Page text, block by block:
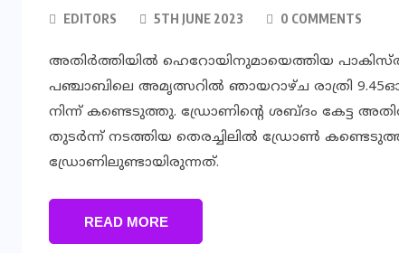
EDITORS 5TH JUNE 2023 0 COMMENTS
അതിർത്തിയിൽ ഹെറോയിനുമായെത്തിയ
പഞ്ചാബിലെ അമൃത്സറിൽ ഞായറാഴ്ച രാത്രി
നിന്ന് കണ്ടെടുത്തു. ഡ്രോണിൻ്റെ ശബ്ദം കേട്ട
തുടർന്ന് നടത്തിയ തെരച്ചിലിൽ ഡ്രോൺ
ഡ്രോണിലുണ്ടായിരുന്നത്.
READ MORE